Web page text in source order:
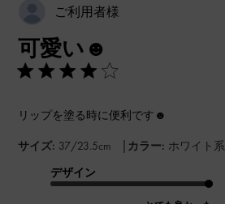
ご利用者様
可愛い☻
リップを塗る時に便利です☻
サイズ: 37/23.5cm | カラー: ホワイト系
デザイン